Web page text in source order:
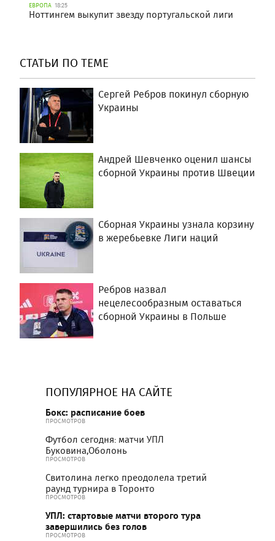
ЕВРОПА 18:25
Ноттингем выкупит звезду португальской лиги
СТАТЬИ ПО ТЕМЕ
Сергей Ребров покинул сборную
Украины
Андрей Шевченко оценил шансы
сборной Украины против Швеции
Сборная Украины узнала корзину
в жеребьевке Лиги наций
Ребров назвал
нецелесообразным оставаться
сборной Украины в Польше
ПОПУЛЯРНОЕ НА САЙТЕ
Бокс: расписание боев
ПРОСМОТРОВ
Футбол сегодня: матчи УПЛ
Буковина,Оболонь
ПРОСМОТРОВ
Свитолина легко преодолела третий
раунд турнира в Торонто
ПРОСМОТРОВ
УПЛ: стартовые матчи второго тура
завершились без голов
ПРОСМОТРОВ